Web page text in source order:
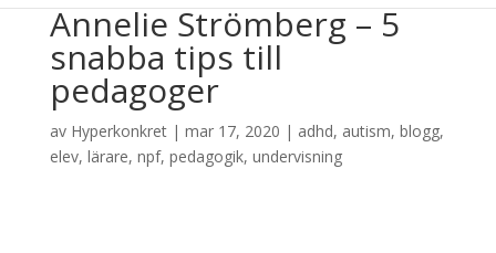
Annelie Strömberg – 5
snabba tips till
pedagoger
av Hyperkonkret| mar 17, 2020 | adhd, autism, blogg,
elev, lärare, npf, pedagogik, undervisning